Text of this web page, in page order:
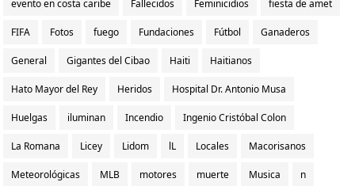
evento en costa caribe Fallecidos Feminicidios fiesta de amet
FIFA Fotos fuego Fundaciones Fútbol Ganaderos
General Gigantes del Cibao Haiti Haitianos
Hato Mayor del Rey Heridos Hospital Dr. Antonio Musa
Huelgas iluminan Incendio Ingenio Cristóbal Colon
La Romana Licey Lidom lL Locales Macorisanos
Meteorológicas MLB motores muerte Musica n